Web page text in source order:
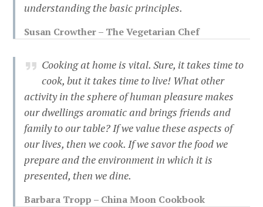
understanding the basic principles.
Susan Crowther – The Vegetarian Chef
Cooking at home is vital. Sure, it takes time to
cook, but it takes time to live! What other
activity in the sphere of human pleasure makes
our dwellings aromatic and brings friends and
family to our table? If we value these aspects of
our lives, then we cook. If we savor the food we
prepare and the environment in which it is
presented, then we dine.
Barbara Tropp – China Moon Cookbook